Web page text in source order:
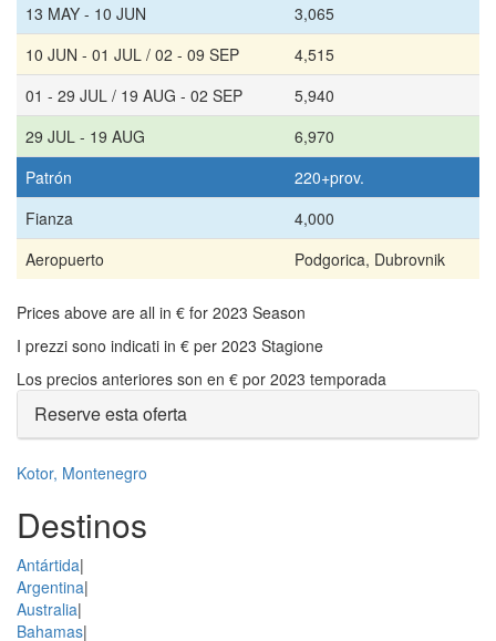
13 MAY - 10 JUN
3,065
10 JUN - 01 JUL / 02 - 09 SEP
4,515
01 - 29 JUL / 19 AUG - 02 SEP
5,940
29 JUL - 19 AUG
6,970
Patrón
220+prov.
Fianza
4,000
Aeropuerto
Podgorica, Dubrovnik
Prices above are all in € for 2023 Season
I prezzi sono indicati in € per 2023 Stagione
Los precios anteriores son en € por 2023 temporada
Reserve esta oferta
Kotor, Montenegro
Destinos
Antártida|
Argentina|
Australia|
Bahamas|